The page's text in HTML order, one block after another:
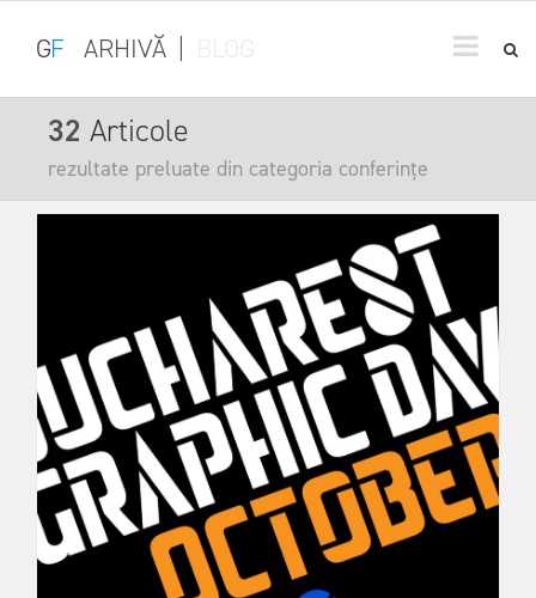
GF ARHIVĂ
32 Articole
rezultate preluate din categoria conferințe